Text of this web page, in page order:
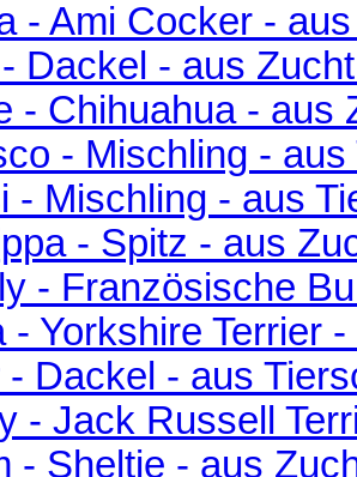
- Ami Cocker -
Dackel - aus
- Chihuahua - aus
- Mischling -
- Mischling - aus
- Spitz - aus
- Französische
- Yorkshire Terrier
- Dackel - aus
- Jack Russell
- Sheltie - aus